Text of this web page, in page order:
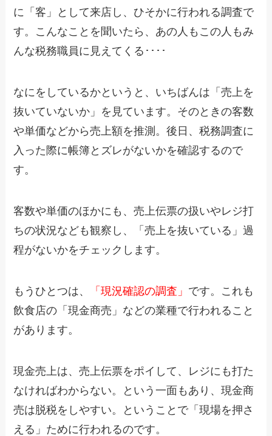
に「客」として来店し、ひそかに行われる調査で
す。こんなことを聞いたら、あの人もこの人もみ
んな税務職員に見えてくる････
なにをしているかというと、いちばんは「売上を
抜いていないか」を見ています。そのときの客数
や単価などから売上額を推測。後日、税務調査に
入った際に帳簿とズレがないかを確認するので
す。
客数や単価のほかにも、売上伝票の扱いやレジ打
ちの状況なども観察し、「売上を抜いている」過
程がないかをチェックします。
もうひとつは、 「現況確認の調査」 です。これも
飲食店の「現金商売」などの業種で行われること
があります。
現金売上は、売上伝票をポイして、レジにも打た
なければわからない。という一面もあり、現金商
売は脱税をしやすい。ということで「現場を押さ
える」ために行われるのです。